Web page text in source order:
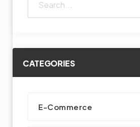
CATEGORIES
E-Commerce